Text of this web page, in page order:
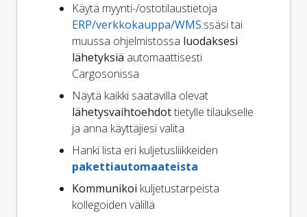
Käytä myynti-/ostotilaustietoja
ERP/verkkokauppa/WMS:ssäsi tai
muussa ohjelmistossa luodaksesi
lähetyksiä automaattisesti
Cargosonissa
Näytä kaikki saatavilla olevat
lähetysvaihtoehdottietylle tilaukselle
ja anna käyttäjiesi valita
Hanki lista eri kuljetusliikkeiden
pakettiautomaateista
Kommunikoi kuljetustarpeista
kollegoiden välillä